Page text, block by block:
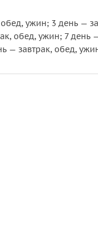
ужин; 3 день —
обед, ужин; 7 день
— завтрак, обед,